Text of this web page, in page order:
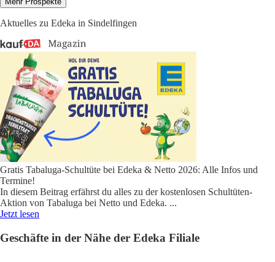
Aktuelles zu Edeka in Sindelfingen
Gratis Tabaluga-Schultüte bei Edeka & Netto 2026: Alle Infos und
Termine!
In diesem Beitrag erfährst du alles zu der kostenlosen Schultüten-
Aktion von Tabaluga bei Netto und Edeka. ...
Jetzt lesen
Geschäfte in der Nähe der Edeka Filiale